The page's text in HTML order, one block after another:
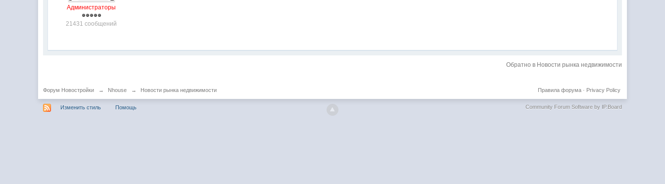
Администраторы
21431 сообщений
Обратно в Новости рынка недвижимости
Форум Новостройки → Nhouse → Новости рынка недвижимости Privacy Policy
Правила форума·
Изменить стиль Помощь Community Forum Software by IP.Board